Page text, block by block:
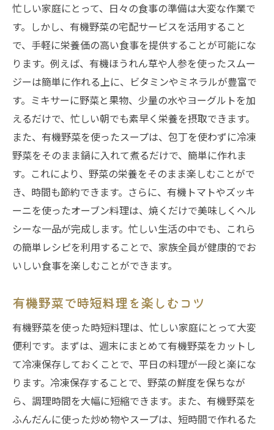
忙しい家庭にとって、日々の食事の準備は大変な作業で
す。しかし、有機野菜の宅配サービスを活用すること
で、手軽に栄養価の高い食事を提供することが可能にな
ります。例えば、有機ほうれん草や人参を使ったスムー
ジーは簡単に作れる上に、ビタミンやミネラルが豊富で
す。ミキサーに野菜と果物、少量の水やヨーグルトを加
えるだけで、忙しい朝でも素早く栄養を摂取できます。
また、有機野菜を使ったスープは、包丁を使わずに冷凍
野菜をそのまま鍋に入れて煮るだけで、簡単に作れま
す。これにより、野菜の栄養をそのまま楽しむことがで
き、時間も節約できます。さらに、有機トマトやズッキ
ーニを使ったオーブン料理は、焼くだけで美味しくヘル
シーな一品が完成します。忙しい生活の中でも、これら
の簡単レシピを利用することで、家族全員が健康的でお
いしい食事を楽しむことができます。
有機野菜で時短料理を楽しむコツ
有機野菜を使った時短料理は、忙しい家庭にとって大変
便利です。まずは、週末にまとめて有機野菜をカットし
て冷凍保存しておくことで、平日の料理が一段と楽にな
ります。冷凍保存することで、野菜の鮮度を保ちなが
ら、調理時間を大幅に短縮できます。また、有機野菜を
ふんだんに使った炒め物やスープは、短時間で作れるた